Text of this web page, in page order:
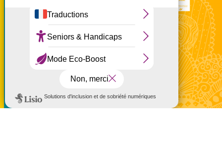
Tout accepter
Tout refuser
à partir de 200 €
Réservez en ligne